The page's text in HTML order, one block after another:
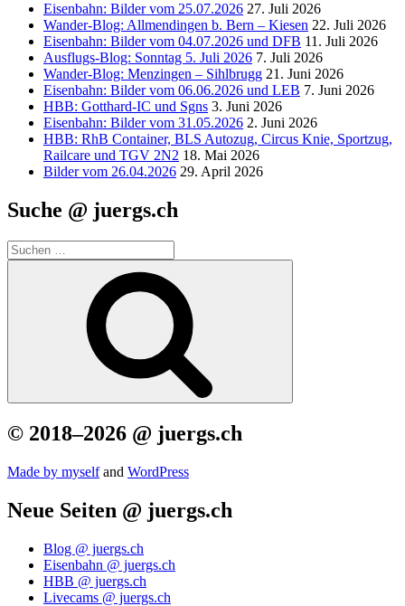
Eisenbahn: Bilder vom 25.07.2026 27. Juli 2026
Wander-Blog: Allmendingen b. Bern – Kiesen 22. Juli 2026
Eisenbahn: Bilder vom 04.07.2026 und DFB 11. Juli 2026
Ausflugs-Blog: Sonntag 5. Juli 2026 7. Juli 2026
Wander-Blog: Menzingen – Sihlbrugg 21. Juni 2026
Eisenbahn: Bilder vom 06.06.2026 und LEB 7. Juni 2026
HBB: Gotthard-IC und Sgns 3. Juni 2026
Eisenbahn: Bilder vom 31.05.2026 2. Juni 2026
HBB: RhB Container, BLS Autozug, Circus Knie, Sportzug,
Railcare und TGV 2N2 18. Mai 2026
Bilder vom 26.04.2026 29. April 2026
Suche @ juergs.ch
Suchen
nach:
© 2018–2026 @ juergs.ch
Made by mys­elfand Word­Press
Neue Seiten @ juergs.ch
Blog @ juergs.ch
Eisenbahn @ juergs.ch
HBB @ juergs.ch
Livecams @ juergs.ch